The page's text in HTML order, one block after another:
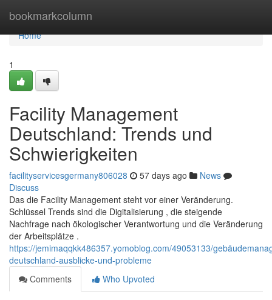
bookmarkcolumn
Home
Home
1
Facility Management
Deutschland: Trends und
Schwierigkeiten
facilityservicesgermany806028 57 days ago
News
Discuss
Das die Facility Management steht vor einer Veränderung.
Schlüssel Trends sind die Digitalisierung , die steigende
Nachfrage nach ökologischer Verantwortung und die Veränderung
der Arbeitsplätze .
https://jemimaqqkk486357.yomoblog.com/49053133/
deutschland-ausblicke-und-probleme
Comments
Who Upvoted